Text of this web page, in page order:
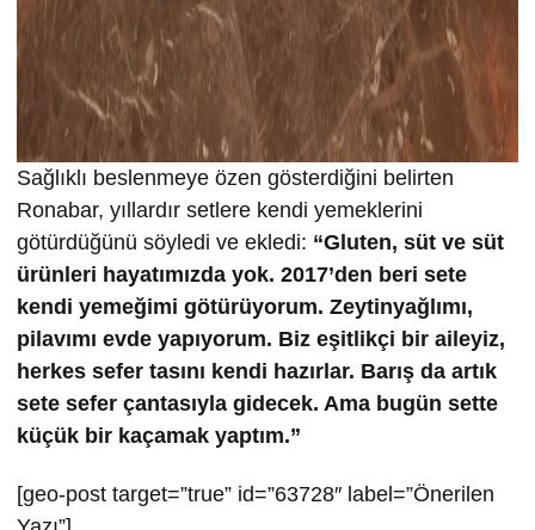
Sağlıklı beslenmeye özen gösterdiğini belirten
Ronabar, yıllardır setlere kendi yemeklerini
götürdüğünü söyledi ve ekledi: “Gluten, süt ve süt
ürünleri hayatımızda yok. 2017’den beri sete
kendi yemeğimi götürüyorum. Zeytinyağlımı,
pilavımı evde yapıyorum. Biz eşitlikçi bir aileyiz,
herkes sefer tasını kendi hazırlar. Barış da artık
sete sefer çantasıyla gidecek. Ama bugün sette
küçük bir kaçamak yaptım.”
[geo-post target=”true” id=”63728″ label=”Önerilen